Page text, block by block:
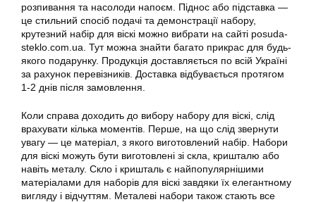
розпивання та насолоди напоєм. Піднос або підставка —
це стильний спосіб подачі та демонстрації набору,
крутезний набір для віскі можно вибрати на сайті posuda-
steklo.com.ua. Тут можна знайти багато прикрас для будь-
якого подарунку. Продукція доставляється по всій Україні
за рахунок перевізників. Доставка відбувається протягом
1-2 днів після замовлення.
Коли справа доходить до вибору набору для віскі, слід
врахувати кілька моментів. Перше, на що слід звернути
увагу — це матеріал, з якого виготовлений набір. Набори
для віскі можуть бути виготовлені зі скла, кришталю або
навіть металу. Скло і кришталь є найпопулярнішими
матеріалами для наборів для віскі завдяки їх елегантному
вигляду і відчуттям. Металеві набори також стають все